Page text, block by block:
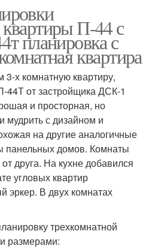
П-44 с
планировка с
квартира
3-х комнатную квартиру,
44Т от застройщика ДСК-1
и просторная, но
мудрить с дизайном и
на другие аналогичные
панельных домов. Комнаты
друга. На кухне добавился
угловых квартир
эркер. В двух комнатах
трехкомнатной
размерами: